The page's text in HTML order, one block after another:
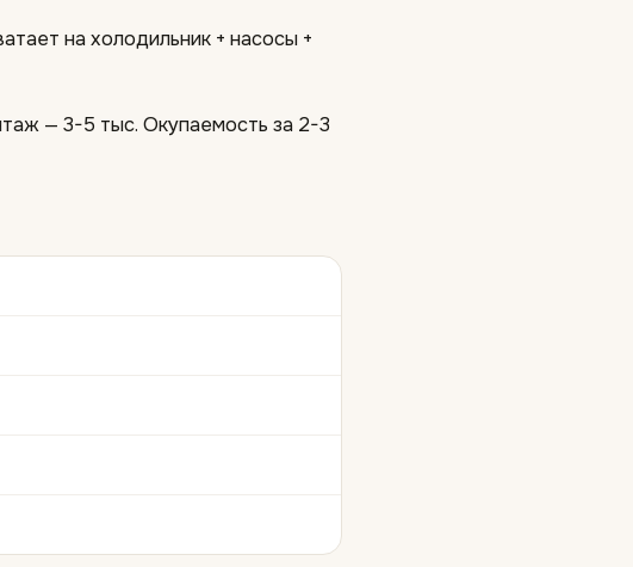
на холодильник + насосы +
— 3-5 тыс. Окупаемость за 2-3